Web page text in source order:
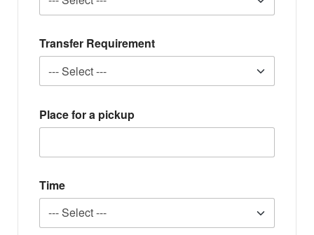
Transfer Requirement
Place for a pickup
Time